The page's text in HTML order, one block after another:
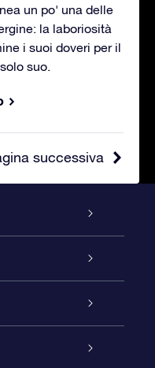
un po' una delle
la laboriosità
i suoi doveri per il
suo.
successiva